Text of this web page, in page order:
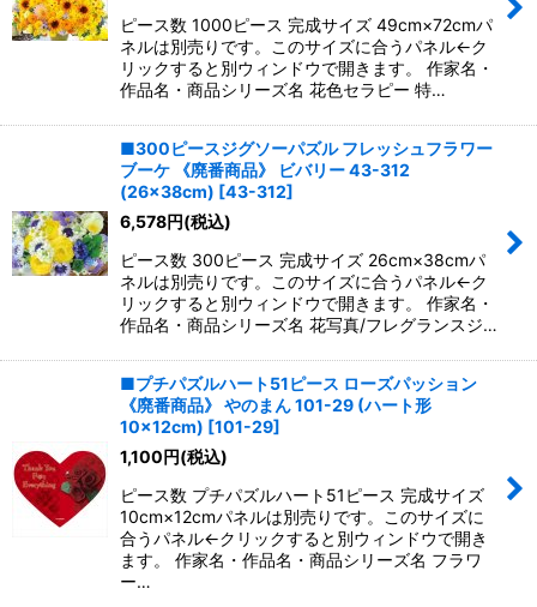
ピース数 1000ピース 完成サイズ 49cm×72cmパ
ネルは別売りです。このサイズに合うパネル←ク
リックすると別ウィンドウで開きます。 作家名・
作品名・商品シリーズ名 花色セラピー 特…
■300ピースジグソーパズル フレッシュフラワー
ブーケ 《廃番商品》 ビバリー 43-312
(26×38cm) [43-312]
6,578円(税込)
ピース数 300ピース 完成サイズ 26cm×38cmパ
ネルは別売りです。このサイズに合うパネル←ク
リックすると別ウィンドウで開きます。 作家名・
作品名・商品シリーズ名 花写真/フレグランスジ…
■プチパズルハート51ピース ローズパッション
《廃番商品》 やのまん 101-29 (ハート形
10×12cm) [101-29]
1,100円(税込)
ピース数 プチパズルハート51ピース 完成サイズ
10cm×12cmパネルは別売りです。このサイズに
合うパネル←クリックすると別ウィンドウで開き
ます。 作家名・作品名・商品シリーズ名 フラワ
ー…